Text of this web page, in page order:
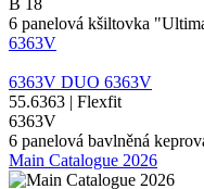
B 18
6 panelová kšiltovka
6363V
6363V DUO 6363V
55.6363 | Flexfit
6363V
6 panelová bavlněná
Main Catalogue 2026